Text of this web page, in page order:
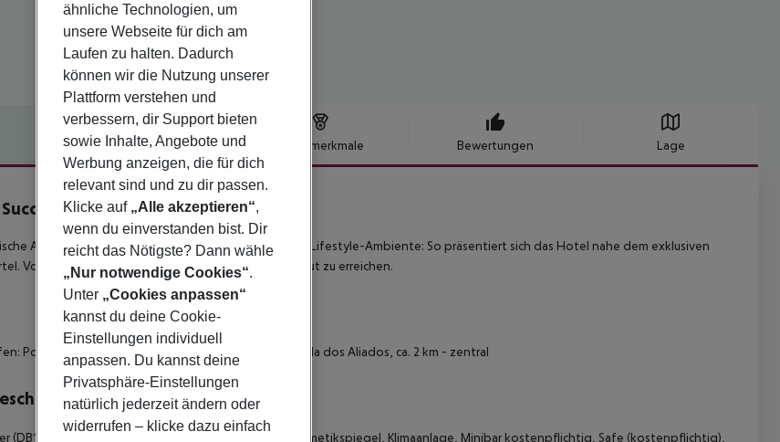
Hotelbeschreibung Hotelmerkmale Bewertungen Lage
Hotel
4
Architektur, elegantes Interieur, zeitgenössisches Lifestyle-Ambiente: So präsentiert sich das Hotel nahe dem exklusiven
Von hier sind die schönsten Sehenswürdigkeiten gut zu erreichen.
Porto, ca. 13 km - Ribeira do Porto, ca. 2 km - Avenida dos Aliados, ca. 2 km - zentral
(DB1) - 16-20 qm, Doppel, Dusche, Haartrockner, Kosmetikspiegel, Klimaanlage, Minibar kostenpflichtig, Safe (kostenpflichtig),
ähnliche Technologien, um
unsere Webseite für dich am
Laufen zu halten. Dadurch
können wir die Nutzung unserer
Plattform verstehen und
verbessern, dir Support bieten
sowie Inhalte, Angebote und
Werbung anzeigen, die für dich
relevant sind und zu dir passen.
Klicke auf „Alle akzeptieren“,
wenn du einverstanden bist. Dir
reicht das Nötigste? Dann wähle
„Nur notwendige Cookies“.
Unter „Cookies anpassen“
kannst du deine Cookie-
Einstellungen individuell
anpassen. Du kannst deine
Privatsphäre-Einstellungen
natürlich jederzeit ändern oder
widerrufen – klicke dazu einfach